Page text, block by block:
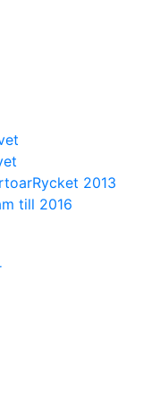
2013
till 2016